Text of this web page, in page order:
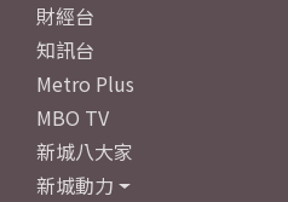
財經台
知訊台
Metro Plus
MBO TV
新城八大家
新城動力